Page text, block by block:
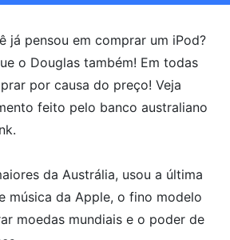
já pensou em comprar um iPod?
o Douglas também! Em todas
por causa do preço! Veja
feito pelo banco australiano
da Austrália, usou a última
música da Apple, o fino modelo
moedas mundiais e o poder de